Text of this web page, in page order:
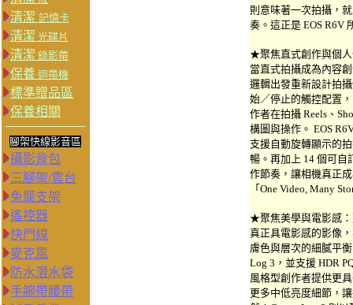
清潔 記憶卡
清潔 光碟片
清潔 錄影帶
保養 迴帶機
標準贈品區
保養相關
腳架快線影音區
攝影背包
三腳架/雲台
兔籠支架
遙控器
快門線
麥克風
防水潛水袋
手腕帶腰帶
則意味著一次拍攝，
奏。這正是 EOS R6V
★聚焦直式創作與個
當直式拍攝成為內容
邏輯出發重新設計拍
始／停止的觸控配置
作者在拍攝 Reels、
構圖與操作。 EOS
支援自動旋轉顯示的
暢。再加上 14 個可自
作節奏，讓相機真正
「One Video, Many
★聚焦美學與電影感
真正具電影感的影像
膚色與層次的細膩平
Log 3，並支援 HDR
風格型創作者提供更
更多中低亮度細節，